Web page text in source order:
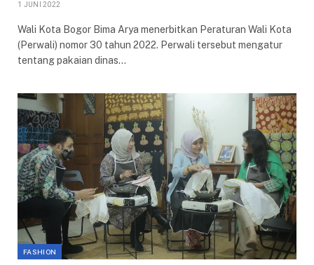
1 JUNI 2022
Wali Kota Bogor Bima Arya menerbitkan Peraturan Wali Kota
(Perwali) nomor 30 tahun 2022. Perwali tersebut mengatur
tentang pakaian dinas…
FASHION